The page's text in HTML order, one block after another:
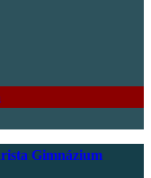
Gimnázium